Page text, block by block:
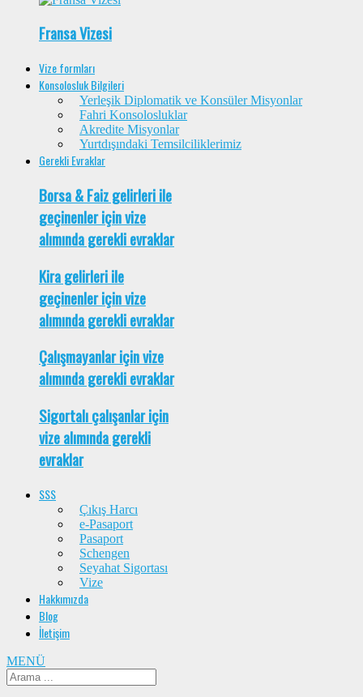
Fransa Vizesi
Vize formları
Konsolosluk Bilgileri
Yerleşik Diplomatik ve Konsüler Misyonlar
Fahri Konsolosluklar
Akredite Misyonlar
Yurtdışındaki Temsilciliklerimiz
Gerekli Evraklar
Borsa & Faiz gelirleri ile
geçinenler için vize
alımında gerekli evraklar
Kira gelirleri ile
geçinenler için vize
alımında gerekli evraklar
Çalışmayanlar için vize
alımında gerekli evraklar
Sigortalı çalışanlar için
vize alımında gerekli
evraklar
SSS
Çıkış Harcı
e-Pasaport
Pasaport
Schengen
Seyahat Sigortası
Vize
Hakkımızda
Blog
İletişim
MENÜ